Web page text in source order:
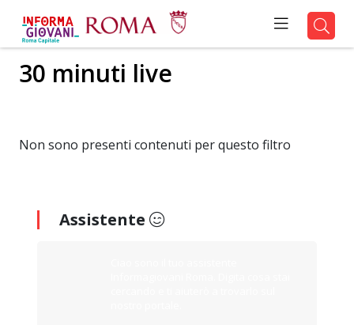
30 minuti live
Non sono presenti contenuti per questo filtro
Assistente